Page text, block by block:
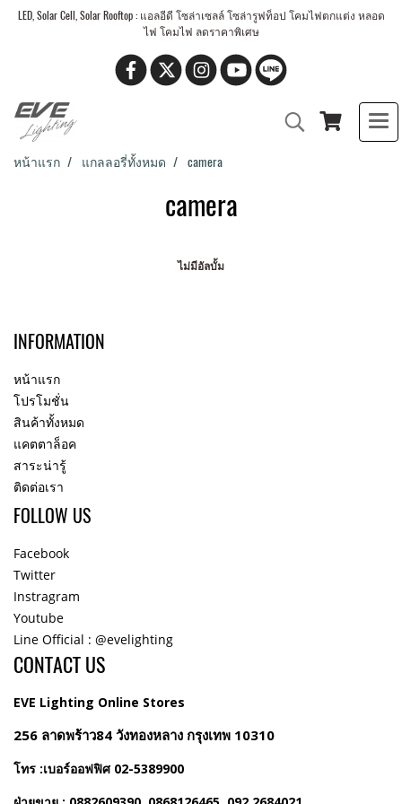
LED, Solar Cell, Solar Rooftop : แอลอีดี โซล่าเซลล์ โซล่ารูฟท็อป โคมไฟตกแต่ง หลอด
ไฟ โคมไฟ ลดราคาพิเศษ
หน้าแรก แกลลอรี่ทั้งหมด camera
camera
ไม่มีอัลบั้ม
INFORMATION
หน้าแรก
โปรโมชั่น
สินค้าทั้งหมด
แคตตาล็อค
สาระน่ารู้
ติดต่อเรา
FOLLOW US
Facebook
Twitter
Instragram
Youtube
Line Official : @evelighting
CONTACT US
EVE Lighting Online Stores
256 ลาดพร้าว84 วังทองหลาง กรุงเทพ 10310
โทร :เบอร์ออฟฟิศ 02-5389900